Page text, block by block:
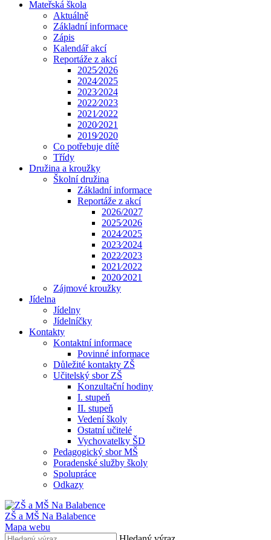
Mateřská škola
Aktuálně
Základní informace
Zápis
Kalendář akcí
Reportáže z akcí
2025⁄2026
2024⁄2025
2023⁄2024
2022⁄2023
2021⁄2022
2020⁄2021
2019⁄2020
Co potřebuje dítě
Třídy
Družina a kroužky
Školní družina
Základní informace
Reportáže z akcí
2026/2027
2025⁄2026
2024⁄2025
2023⁄2024
2022⁄2023
2021⁄2022
2020⁄2021
Zájmové kroužky
Jídelna
Jídelny
Jídelníčky
Kontakty
Kontaktní informace
Povinné informace
Důležité kontakty ZŠ
Učitelský sbor ZŠ
Konzultační hodiny
I. stupeň
II. stupeň
Vedení školy
Ostatní učitelé
Vychovatelky ŠD
Pedagogický sbor MŠ
Poradenské služby školy
Spolupráce
Odkazy
ZŠ a MŠ Na Balabence
Mapa webu